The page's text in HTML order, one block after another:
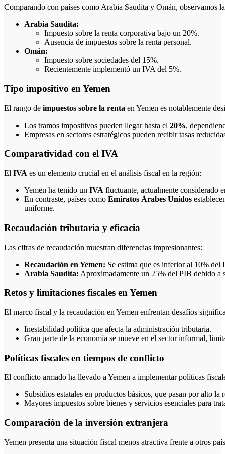
Comparando con países como Arabia Saudita y Omán, observamos
Arabia Saudita:
Impuesto sobre la renta corporativa bajo un 20%.
Ausencia de impuestos sobre la renta personal.
Omán:
Impuesto sobre sociedades del 15%.
Recientemente implementó un IVA del 5%.
Tipo impositivo en Yemen
El rango de impuestos sobre la renta en Yemen es notablemente
Los tramos impositivos pueden llegar hasta el 20%,
Empresas en sectores estratégicos pueden recibir tasas
Comparatividad con el IVA
El IVA es un elemento crucial en el análisis fiscal en la región:
Yemen ha tenido un IVA fluctuante, actualmente considerado
En contraste, países como Emiratos Árabes Unidos
uniforme.
Recaudación tributaria y eficacia
Las cifras de recaudación muestran diferencias impresionantes:
Recaudación en Yemen: Se estima que es inferior al 10% del
Arabia Saudita: Aproximadamente un 25% del PIB debido a
Retos y limitaciones fiscales en Yemen
El marco fiscal y la recaudación en Yemen enfrentan desafíos
Inestabilidad política que afecta la administración tributaria.
Gran parte de la economía se mueve en el sector informal,
Políticas fiscales en tiempos de conflicto
El conflicto armado ha llevado a Yemen a implementar políticas
Subsidios estatales en productos básicos, que pasan por alto la
Mayores impuestos sobre bienes y servicios esenciales para
Comparación de la inversión extranjera
Yemen presenta una situación fiscal menos atractiva frente a otros